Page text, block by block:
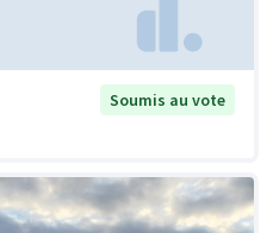
Soumis au vote